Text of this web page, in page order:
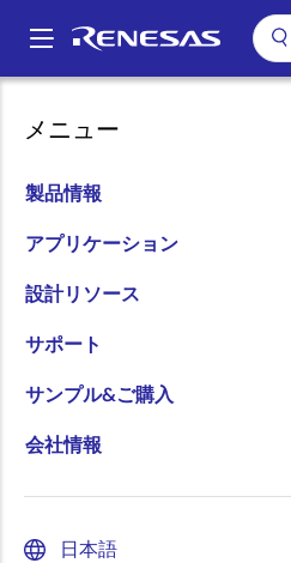
ン
Main
メニュー
製品情報
アプリケーション
設計リソース
サポート
サンプル&ご購入
会社情報
日本語
パ
ン
く
ず